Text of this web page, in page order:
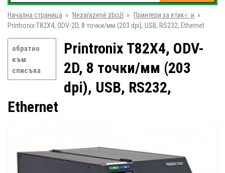
от
Начална страница » Nezařazené zboží » Принтери за етикети »
Printronix T82X4, ODV-2D, 8 точки/мм (203 dpi), USB, RS232, Ethernet
обратно
към
списъка
Printronix T82X4, ODV-
2D, 8 точки/мм (203
dpi), USB, RS232,
Ethernet